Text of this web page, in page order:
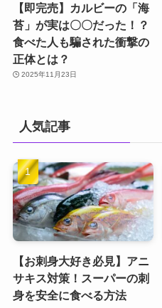
【即完売】カルビーの「海
苔」が実は〇〇だった！？
食べた人も騙された衝撃の
正体とは？
2025年11月23日
人気記事
【お刺身大好き必見】アニ
サキス対策！スーパーの刺
身を安全に食べる方法